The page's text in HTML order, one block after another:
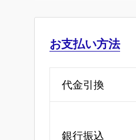
お支払い方法
代金引換
銀行振込